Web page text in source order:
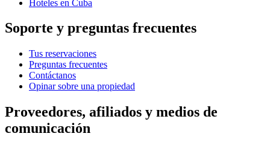
Hoteles en Cuba
Soporte y preguntas frecuentes
Tus reservaciones
Preguntas frecuentes
Contáctanos
Opinar sobre una propiedad
Proveedores, afiliados y medios de
comunicación